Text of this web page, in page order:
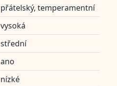
přátelský, temperamentní
vysoká
střední
ano
nízké